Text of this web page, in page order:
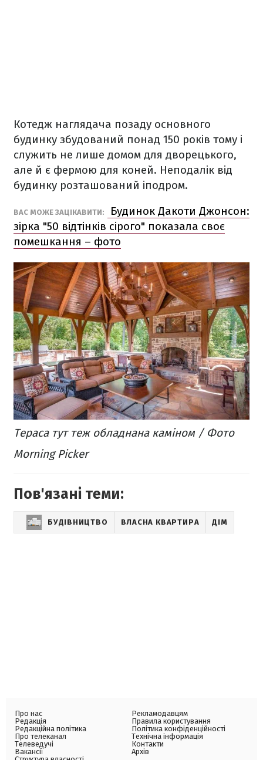
Котедж наглядача позаду основного
будинку збудований понад 150 років тому і
служить не лише домом для дворецького,
але й є фермою для коней. Неподалік від
будинку розташований іподром.
ВАС МОЖЕ ЗАЦІКАВИТИ:
Будинок Дакоти Джонсон:
зірка "50 відтінків сірого" показала своє
помешкання – фото
Тераса тут теж обладнана каміном / Фото
Morning Picker
Пов'язані теми:
БУДІВНИЦТВО ВЛАСНА КВАРТИРА ДІМ
Про нас
Редакція
Редакційна політика
Про телеканал
Телеведучі
Вакансії
Рекламодавцям
Правила користування
Політика конфіденційності
Технічна інформація
Контакти
Архів